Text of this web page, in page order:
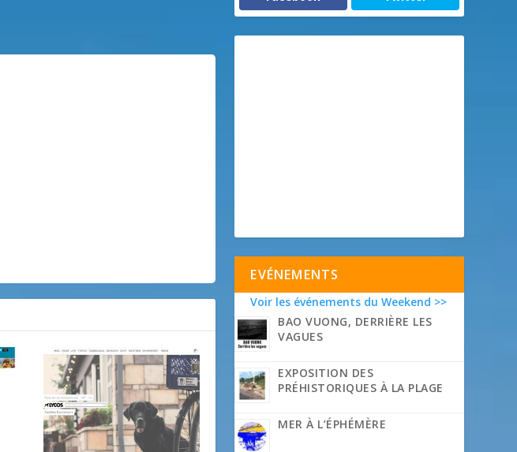
EVÉNEMENTS
Voir les événements du Weekend >>
BAO VUONG, DERRIÈRE LES
VAGUES
EXPOSITION DES
PRÉHISTORIQUES À LA PLAGE
MER À L’ÉPHÉMÈRE